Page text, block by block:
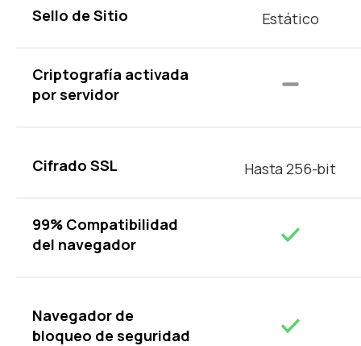
Sello de Sitio Estático
Criptografía activada
por servidor
Cifrado SSL Hasta 256-bit
99% Compatibilidad
del navegador
Navegador de
bloqueo de seguridad